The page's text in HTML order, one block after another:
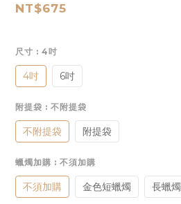
NT$675
尺寸 : 4吋
4吋 6吋
附提袋 : 不附提袋
不附提袋 附提袋
蠟燭加購 : 不須加購
不須加購 金色短蠟燭 長蠟燭